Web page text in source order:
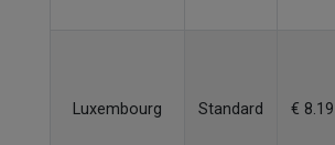
Luxembourg Standard € 8.19